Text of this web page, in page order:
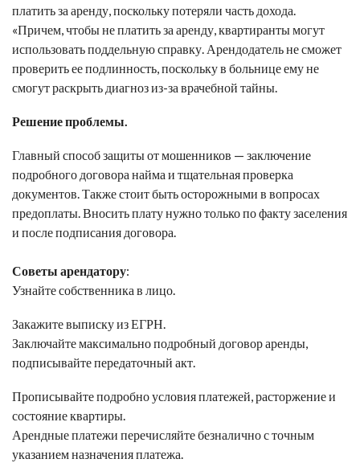
платить за аренду, поскольку потеряли часть дохода.
«Причем, чтобы не платить за аренду, квартиранты могут
использовать поддельную справку. Арендодатель не сможет
проверить ее подлинность, поскольку в больнице ему не
смогут раскрыть диагноз из-за врачебной тайны.
Решение проблемы.
Главный способ защиты от мошенников — заключение
подробного договора найма и тщательная проверка
документов. Также стоит быть осторожными в вопросах
предоплаты. Вносить плату нужно только по факту заселения
и после подписания договора.
Советы арендатору:
Узнайте собственника в лицо.
Закажите выписку из ЕГРН.
Заключайте максимально подробный договор аренды,
подписывайте передаточный акт.
Прописывайте подробно условия платежей, расторжение и
состояние квартиры.
Арендные платежи перечисляйте безналично с точным
указанием назначения платежа.